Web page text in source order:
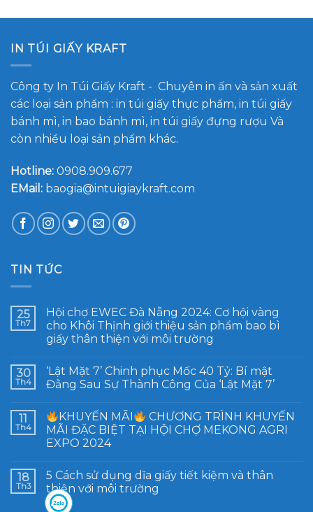
IN TÚI GIẤY KRAFT
Công ty In Túi Giấy Kraft - Chuyên in ấn và sản xuất
các loại sản phẩm : in túi giấy thực phẩm, in túi giấy
bánh mì, in bao bánh mì, in túi giấy đựng rượu Và
còn nhiều loại sản phẩm khác.
Hotline: 0908.909.677
EMail: baogia@intuigiaykraft.com
TIN TỨC
25
Th7
Hội chợ EWEC Đà Nẵng 2024: Cơ hội vàng
cho Khôi Thịnh giới thiệu sản phẩm bao bì
giấy thân thiện với môi trường
30
Th4
‘Lật Mặt 7’ Chinh phục Mốc 40 Tỷ: Bí mật
Đằng Sau Sự Thành Công Của ‘Lật Mặt 7’
11
Th4
KHUYẾN MÃI
CHƯƠNG TRÌNH KHUYẾN
MÃI ĐẶC BIỆT TẠI HỘI CHỢ MEKONG AGRI
EXPO 2024
18
Th3
5 Cách sử dụng dĩa giấy tiết kiệm và thân
thiện với môi trường